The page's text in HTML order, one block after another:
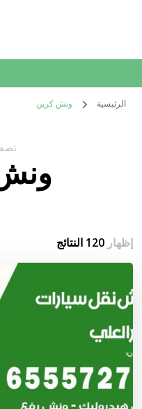
الرئيسية ونش كرين
إظهار120 النتائج